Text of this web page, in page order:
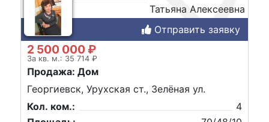
Татьяна Алексеевна
Отправить заявку
2 500 000 ₽
За кв. м.: 35 714 ₽
Продажа: Дом
Георгиевск, Урухская ст., Зелёная ул.
Кол. ком.:
4